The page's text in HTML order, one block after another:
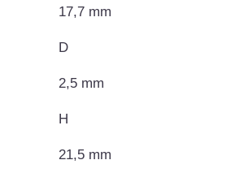
17,7 mm
D
2,5 mm
H
21,5 mm